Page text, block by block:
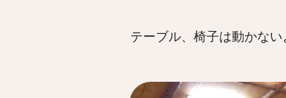
テーブル、椅子は動かな